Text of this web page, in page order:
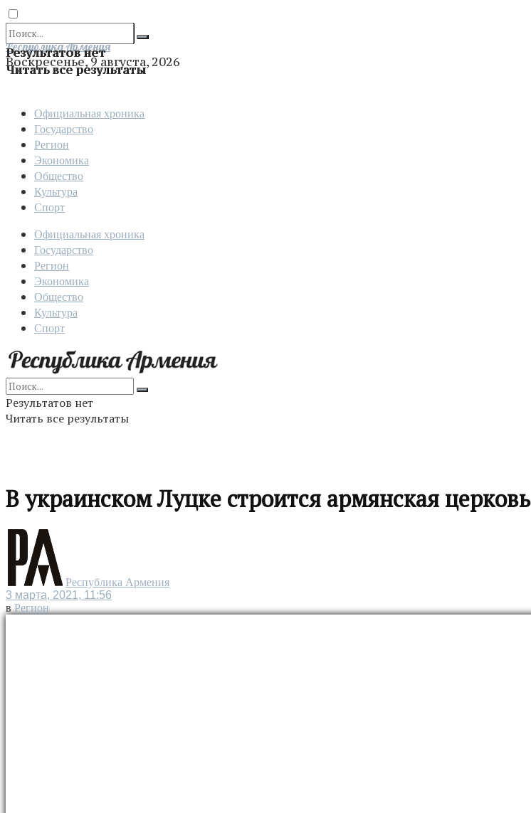
Результатов нет
Читать все результаты
Отправить
Республика Армения
Воскресенье, 9 августа, 2026
Официальная хроника
Государство
Регион
Экономика
Общество
Культура
Спорт
Официальная хроника
Государство
Регион
Экономика
Общество
Культура
Спорт
Результатов нет
Читать все результаты
В украинском Луцке строится армянская церковь
Республика Армения
3 марта, 2021, 11:56
в Регион